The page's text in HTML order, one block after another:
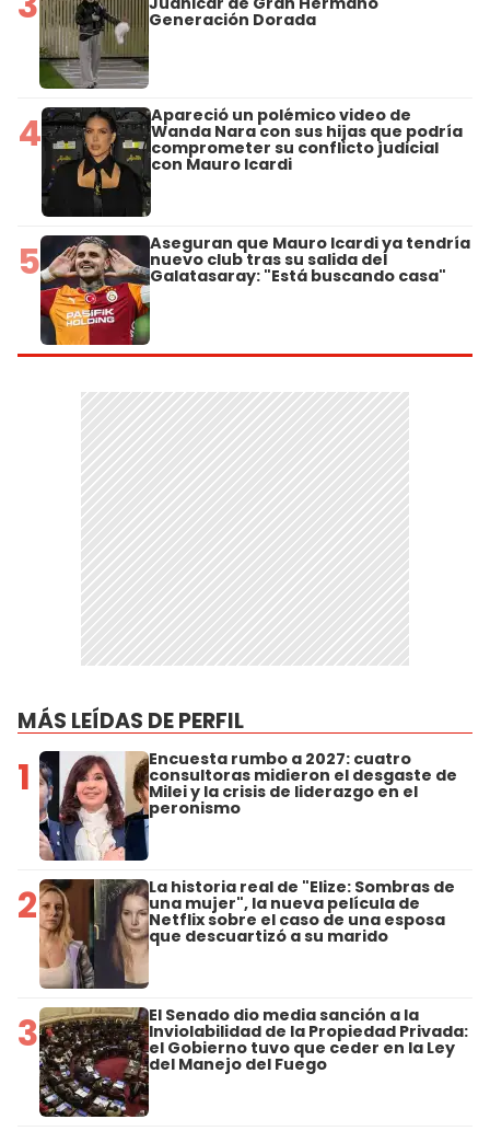
Generación Dorada
4 Apareció un polémico video de
Wanda Nara con sus hijas que podría
comprometer su conflicto judicial
con Mauro Icardi
5 Aseguran que Mauro Icardi ya tendría
nuevo club tras su salida del
Galatasaray: "Está buscando casa"
MÁS LEÍDAS DE PERFIL
1 Encuesta rumbo a 2027: cuatro
consultoras midieron el desgaste de
Milei y la crisis de liderazgo en el
peronismo
2 La historia real de "Elize: Sombras de
una mujer", la nueva película de
Netflix sobre el caso de una esposa
que descuartizó a su marido
3 El Senado dio media sanción a la
Inviolabilidad de la Propiedad Privada:
el Gobierno tuvo que ceder en la Ley
del Manejo del Fuego